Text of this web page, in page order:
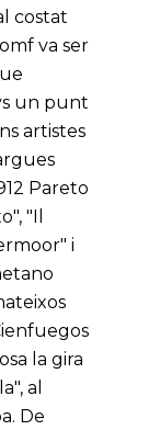
costat
va ser
un punt
artistes
Pareto
"Il
i
la gira
al
De